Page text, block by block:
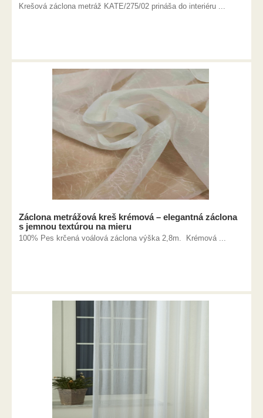
Krešová záclona metráž KATE/275/02 prináša do interiéru ...
Záclona metrážová kreš krémová – elegantná záclona
s jemnou textúrou na mieru
100% Pes krčená voálová záclona výška 2,8m. Krémová ...